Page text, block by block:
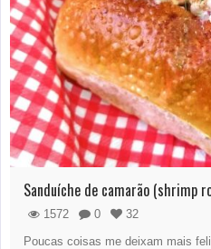
Sanduíche de camarão (shrimp
1572 0
32
Poucas coisas me deixam mais